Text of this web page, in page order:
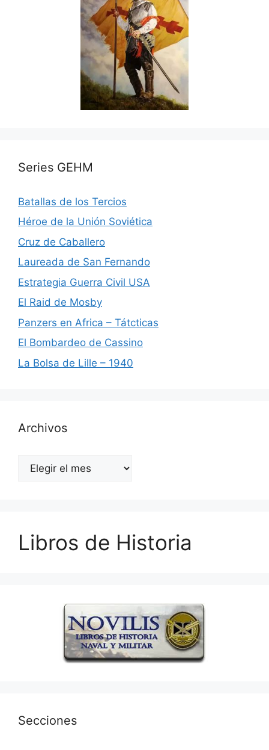
Series GEHM
Batallas de los Tercios
Héroe de la Unión Soviética
Cruz de Caballero
Laureada de San Fernando
Estrategia Guerra Civil USA
El Raid de Mosby
Panzers en Africa – Tátcticas
El Bombardeo de Cassino
La Bolsa de Lille – 1940
Archivos
Archivos
Libros de Historia
Secciones